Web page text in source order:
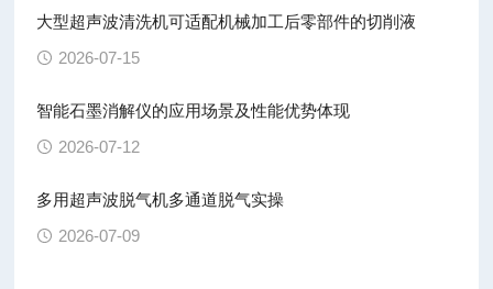
大型超声波清洗机可适配机械加工后零部件的切削液
2026-07-15
智能石墨消解仪的应用场景及性能优势体现
2026-07-12
多用超声波脱气机多通道脱气实操
2026-07-09